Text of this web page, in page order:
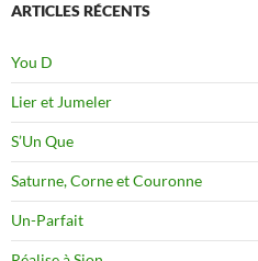
ARTICLES RÉCENTS
You D
Lier et Jumeler
S’Un Que
Saturne, Corne et Couronne
Un-Parfait